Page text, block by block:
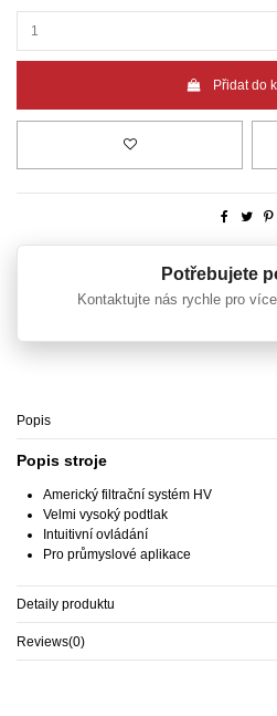
Přidat do
Potřebujete
Kontaktujte nás rychle pro
Popis
Popis stroje
Americký filtrační systém HV
Velmi vysoký podtlak
Intuitivní ovládání
Pro průmyslové aplikace
Detaily produktu
Reviews(0)